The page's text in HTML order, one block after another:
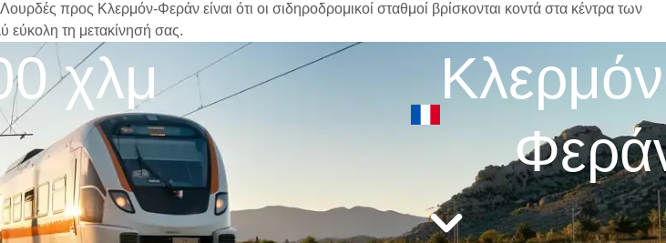
προς Κλερμόν-Φεράν είναι ότι οι σιδηροδρομικοί σταθμοί βρίσκονται κοντά στα κέντρα των
εύκολη τη μετακίνησή σας.
χλμ